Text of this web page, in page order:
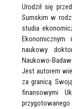
Urodził się
Sumskim w
studia
naukowy
Naukowo-
Jest autorem
za granicą.
finansowymi